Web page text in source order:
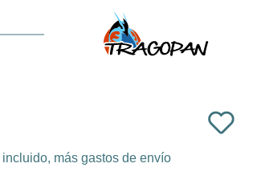
incluido, más gastos de envío